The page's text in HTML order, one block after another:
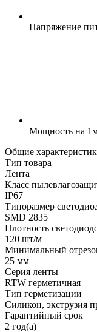
Напряжение
Мощность на
Общие
Тип товара
Лента
Класс
IP67
Типоразмер
SMD 2835
Плотность
120 шт/м
Минимальный
25 мм
Серия ленты
RTW герметичная
Тип герметизации
Силикон, экструзия
Гарантийный срок
2 год(а)